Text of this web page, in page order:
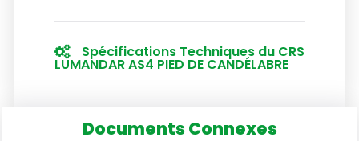
Spécifications Techniques du CRS
LUMANDAR AS4 PIED DE CANDÉLABRE
Documents Connexes